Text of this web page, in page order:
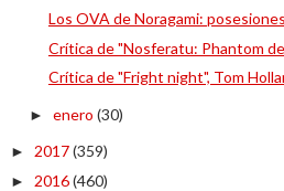
Los OVA de Noragami:
Crítica de "Nosferatu: Phantom
Crítica de "Fright night", Tom
► enero (30)
► 2017(359)
► 2016(460)